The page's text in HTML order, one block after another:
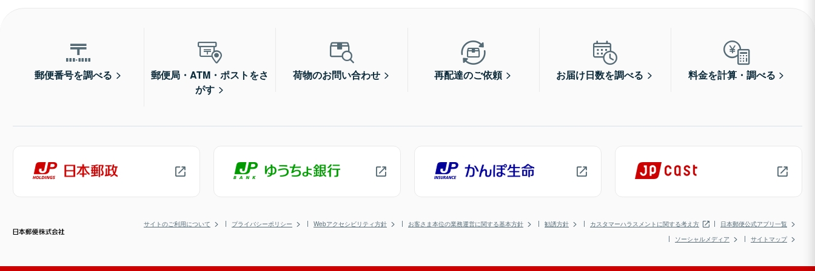
郵便番号を調べる
郵便局・ATM・ポストをさ
がす
荷物のお問い合わせ 再配達のご依頼 お届け日数を調べる 料金を計算・調べる
サイトのご利用について プライバシーポリシー Webアクセシビリティ方針 お客さま本位の業務運営に関する基本方針 勧誘方針 カスタマーハラスメントに関する考え方
日本郵便公式アプリ一覧
ソーシャルメディア
サイトマップ